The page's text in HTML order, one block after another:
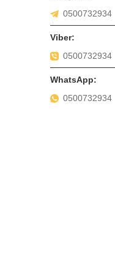
0500732934
0500732934
0500732934